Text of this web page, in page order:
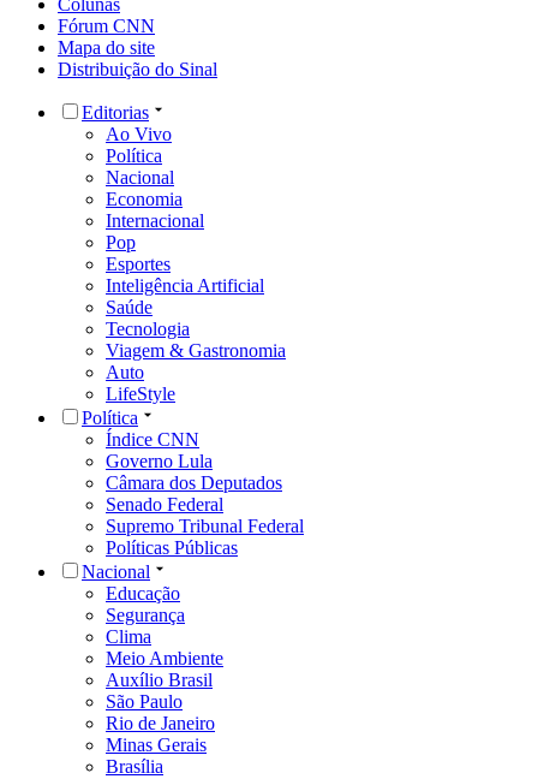
Colunas
Fórum CNN
Mapa do site
Distribuição do Sinal
Editorias
Ao Vivo
Política
Nacional
Economia
Internacional
Pop
Esportes
Inteligência Artificial
Saúde
Tecnologia
Viagem & Gastronomia
Auto
LifeStyle
Política
Índice CNN
Governo Lula
Câmara dos Deputados
Senado Federal
Supremo Tribunal Federal
Políticas Públicas
Nacional
Educação
Segurança
Clima
Meio Ambiente
Auxílio Brasil
São Paulo
Rio de Janeiro
Minas Gerais
Brasília